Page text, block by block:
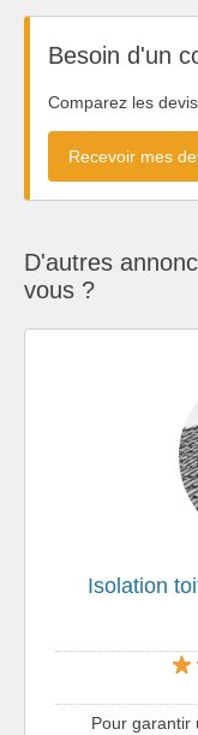
Besoin d'un
Comparez les
Recevoir mes
D'autres
vous ?
Isolation
Pour garantir